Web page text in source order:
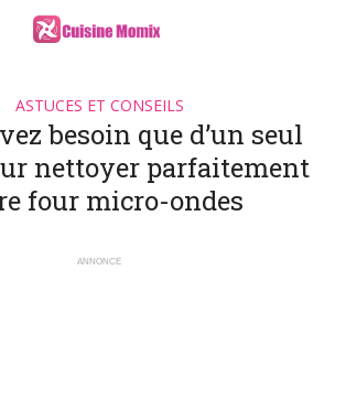
ASTUCES ET CONSEILS
besoin que d’un seul
nettoyer parfaitement
four micro-ondes
ANNONCE